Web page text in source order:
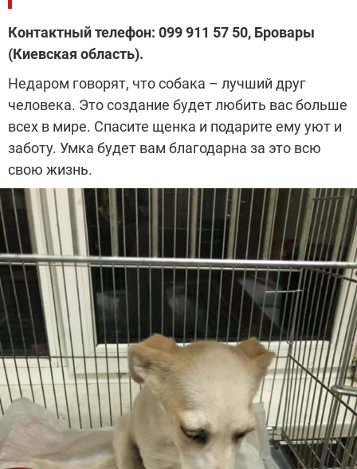
Контактный телефон: 099 911 57 50, Бровары
(Киевская область).
Недаром говорят, что собака – лучший друг
человека. Это создание будет любить вас больше
всех в мире. Спасите щенка и подарите ему уют и
заботу. Умка будет вам благодарна за это всю
свою жизнь.